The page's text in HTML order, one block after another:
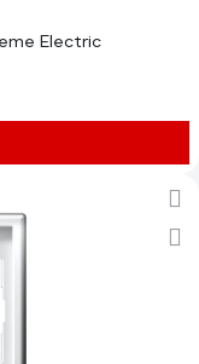
Electric